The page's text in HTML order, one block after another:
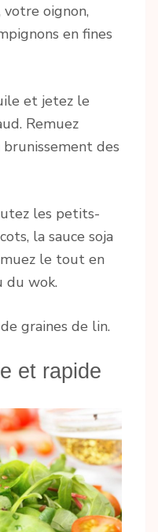
oignon,
en fines
et jetez le
Remuez
des
les petits-
la sauce soja
le tout en
du wok.
graines de lin.
et rapide